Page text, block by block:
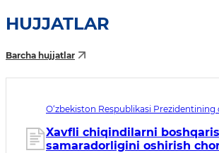
HUJJATLAR
Barcha hujjatlar
O‘zbekiston Respublikasi
04.08.2026
Xavfli chiqindilarni
samaradorligini oshirish